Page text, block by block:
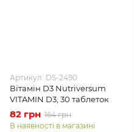
Артикул: DS-2490
Вітамін D3 Nutriversum
VITAMIN D3, 30 таблеток
82 грн 164 грн
В наявності в магазині